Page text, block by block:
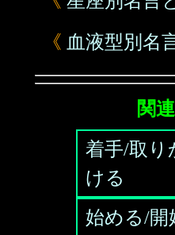
《 血液型別名
関
着手/取り
ける
始める/開